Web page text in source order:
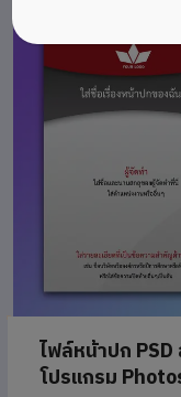
ไฟล์หน้าปก
โปรแกรม